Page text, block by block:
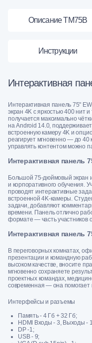
Описание TM75B
Инструкции
Интерактивная
Интерактивная панель 75"
экран 4K с яркостью 400 нит
получается максимально
на Android 14.0,
встроенную камеру 4K и
реагирует мгновенно — до 40
управлять контентом можно
Интерактивная панель
Большой 75-дюймовый экран
и корпоративного обучения.
проводят интерактивные
встроенной 4K-камеры.
задачи, добавляют
времени. Панель отлично
формате — часть участников
Интерактивная панель
В переговорных комнатах,
презентации и командную
высоком качестве, вносите
мгновенно сохраняете
проектных командах,
современная — она помогает
Интерфейсы и разъемы
Память - 4 Гб + 32 Гб;
HDMI Входы - 3, Выходы -
DP -1;
USB - 9;